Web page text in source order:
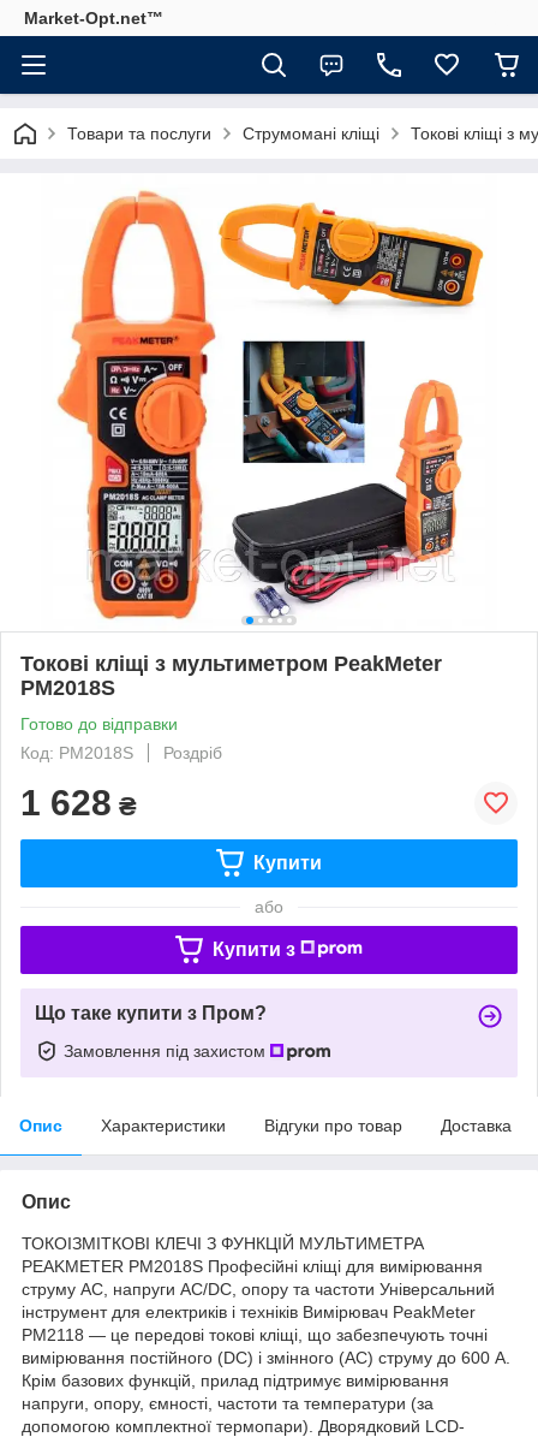
Market-Opt.net™
Товари та послуги Струмомані кліщі Токові кліщі з
Токові кліщі з мультиметром PeakMeter
PM2018S
Готово до відправки
Код: PM2018S
Роздріб
1 628 ₴
Купити
або
Купити з
Що таке купити з Пром?
Замовлення під захистом
Опис Характеристики Відгуки про товар Доставка
Опис
ТОКОІЗМІТКОВІ КЛЕЧІ З ФУНКЦІЙ МУЛЬТИМЕТРА
PEAKMETER PM2018S Професійні кліщі для вимірювання
струму AC, напруги AC/DC, опору та частоти Універсальний
інструмент для електриків і техніків Вимірювач PeakMeter
PM2118 — це передові токові кліщі, що забезпечують точні
вимірювання постійного (DC) і змінного (AC) струму до 600 A.
Крім базових функцій, прилад підтримує вимірювання
напруги, опору, ємності, частоти та температури (за
допомогою комплектної термопари). Дворядковий LCD-